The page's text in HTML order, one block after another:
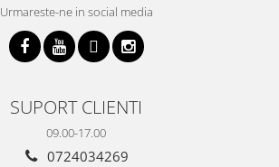
Urmareste-ne in social media
SUPORT CLIENTI
09.00-17.00
0724034269